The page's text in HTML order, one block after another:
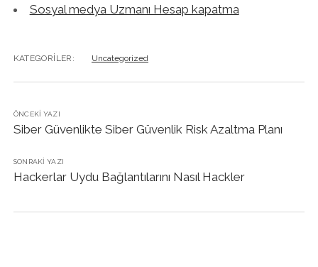
Sosyal medya Uzmanı Hesap kapatma
KATEGORILER: Uncategorized
ÖNCEKI YAZI
Siber Güvenlikte Siber Güvenlik Risk Azaltma Planı
SONRAKI YAZI
Hackerlar Uydu Bağlantılarını Nasıl Hackler